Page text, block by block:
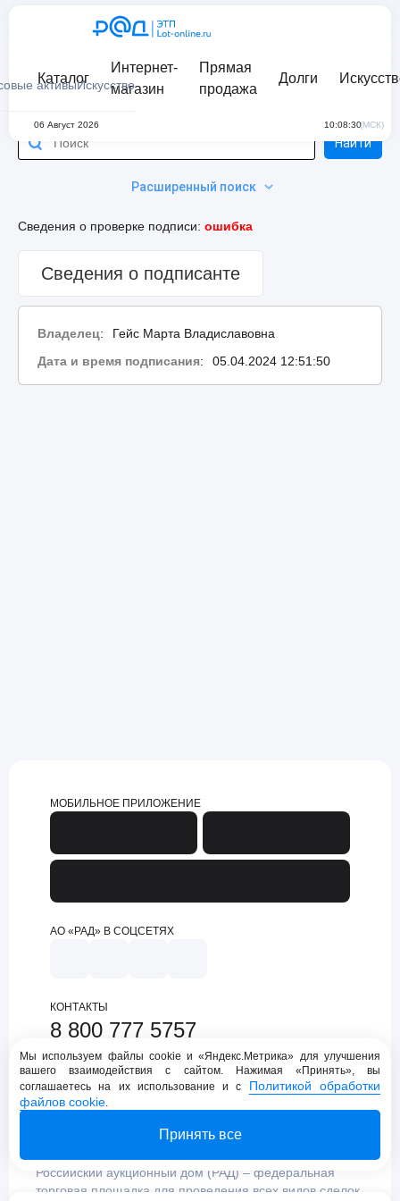
активыИскусство
Каталог
Интернет-
магазин
Прямая
продажа
Долги
06 Август 2026 10:08:30(МСК)
Расширенный поиск
Найти
Сведения о проверке подписи: ошибка
Сведения о подписанте
Владелец:
Гейс Марта Владиславовна
Дата и время подписания: 05.04.2024 12:51:50
МОБИЛЬНОЕ ПРИЛОЖЕНИЕ
АО «РАД» В СОЦСЕТЯХ
КОНТАКТЫ
8 800 777 5757
support@lot-online.ru
Техническая поддержка
Российский аукционный дом (РАД) – федеральная
торговая площадка для проведения всех видов сделок
Мы используем файлы cookie и «Яндекс.Метрика» для улучшения
вашего взаимодействия с сайтом. Нажимая «Принять», вы
соглашаетесь на их использование и с Политикой обработки
файлов cookie.
Принять все